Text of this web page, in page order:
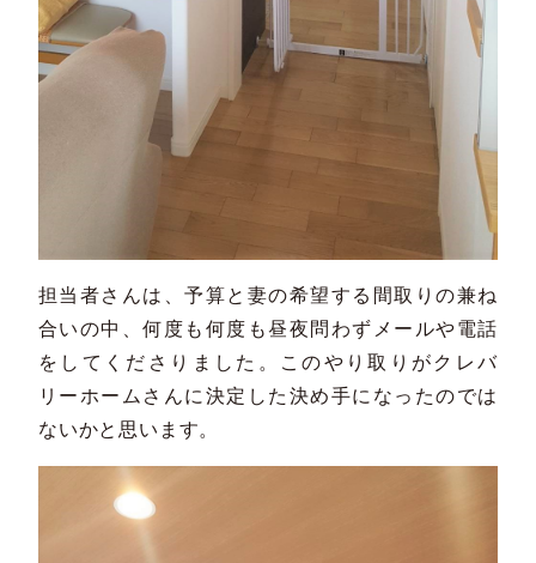
担当者さんは、予算と妻の希望する間取りの兼ね
合いの中、何度も何度も昼夜問わずメールや電話
をしてくださりました。このやり取りがクレバ
リーホームさんに決定した決め手になったのでは
ないかと思います。